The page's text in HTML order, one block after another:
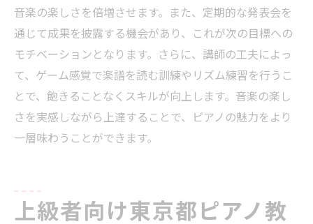
音楽の楽しさを倍増させます。また、定期的な発表会を
通じて成果を披露する機会があり、これが次の目標への
モチベーションとなります。さらに、講師の工夫によっ
て、ゲーム感覚で楽譜を読む訓練やリズム練習を行うこ
とで、飽きることなくスキルが向上します。音楽の楽し
さを実感しながら上達することで、ピアノの魅力をより
一層味わうことができます。
上級者向け東京都ピアノ教